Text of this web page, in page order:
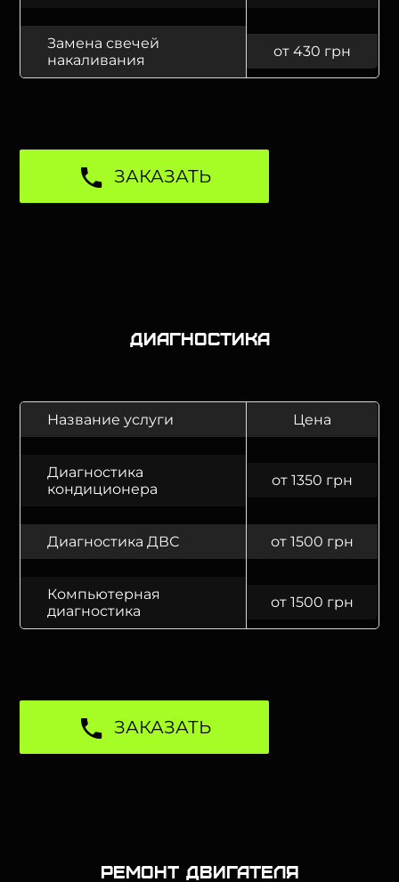
Замена свечей
накаливания
от 430 грн
ЗАКАЗАТЬ
Диагностика
Название услуги Цена
Диагностика
кондиционера
от 1350 грн
Диагностика ДВС от 1500 грн
Компьютерная
диагностика
от 1500 грн
ЗАКАЗАТЬ
Ремонт двигателя